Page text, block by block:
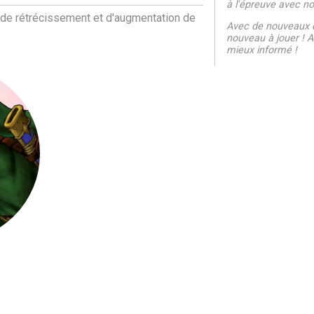
rétrécissement et d'augmentation de
à l'épreuve avec
Avec de nouveaux
nouveau à jouer !
mieux informé !